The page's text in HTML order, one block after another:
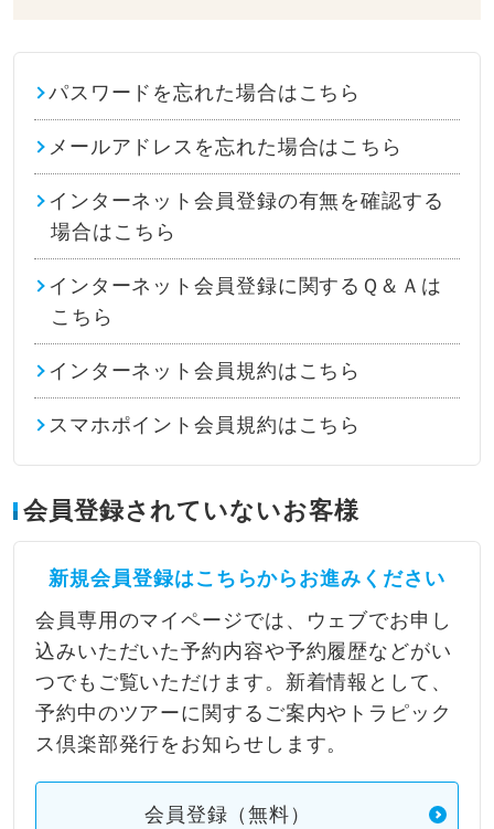
パスワードを忘れた場合はこちら
メールアドレスを忘れた場合はこちら
インターネット会員登録の有無を確認する
場合はこちら
インターネット会員登録に関するＱ＆Ａは
こちら
インターネット会員規約はこちら
スマホポイント会員規約はこちら
会員登録されていないお客様
新規会員登録はこちらからお進みください
会員専用のマイページでは、ウェブでお申し
込みいただいた予約内容や予約履歴などがい
つでもご覧いただけます。新着情報として、
予約中のツアーに関するご案内やトラピック
ス倶楽部発行をお知らせします。
会員登録（無料）